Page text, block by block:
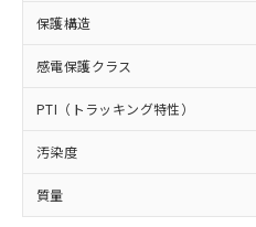
保護構造
感電保護クラス
PTI（トラッキング特性）
汚染度
質量
オムロン制御機
販売ネッ
ください。
在庫状況および
事前の承諾なく
示しないようお
マイパーツ機能
ビス）をご利用
メンバーズにご
適用除外項目は除く。
フタル酸エステル類の４物
図的な使用がないことを確
※2 対応予定月
部品在庫の切り替え
月が前後することが
※2 環境保護使用期
「ｅ」：有害物質（10
準値以下であること
「10」：通常の使用
質が外部に漏えいし
及ぼさない年数を意
ル、化学兵器、
武器並びにこれ
使用いたしません
当社は、貴社製
場合は、上記1、
該第三者に通知
販売先および販
法に輸出するお
り引きをいたし
在庫なし(
いては、お
たはお客様
機器販売店
認ください)
受注生産機
情報を公開